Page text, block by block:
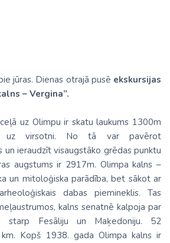
jūras. Dienas otrajā pusē ekskursijas
– Vergina”.
uz Olimpu ir skatu laukums 1300m
uz virsotni. No tā var pavērot
un ieraudzīt visaugstāko grēdas punktu
augstums ir 2917m. Olimpa kalns –
un mitoloģiska parādība, bet sākot ar
dabas piemineklis. Tas
kalns senatnē kalpoja par
starp Fesāliju un Maķedoniju. 52
Kopš 1938. gada Olimpa kalns ir